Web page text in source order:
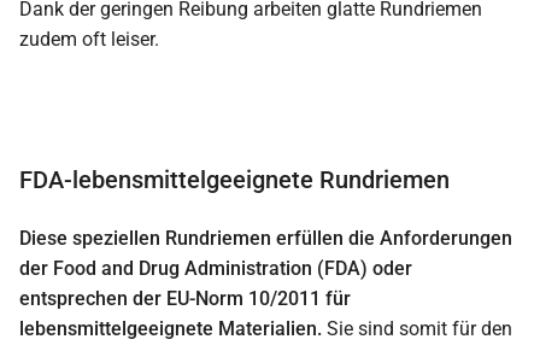
Dank der geringen Reibung arbeiten glatte Rundriemen
zudem oft leiser.
FDA-lebensmittelgeeignete Rundriemen
Diese speziellen Rundriemen erfüllen die Anforderungen
der Food and Drug Administration (FDA) oder
entsprechen der EU-Norm 10/2011 für
lebensmittelgeeignete Materialien. Sie sind somit für den